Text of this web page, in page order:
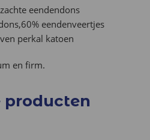
eendendons
eendenveertjes
perkal katoen
en firm.
producten